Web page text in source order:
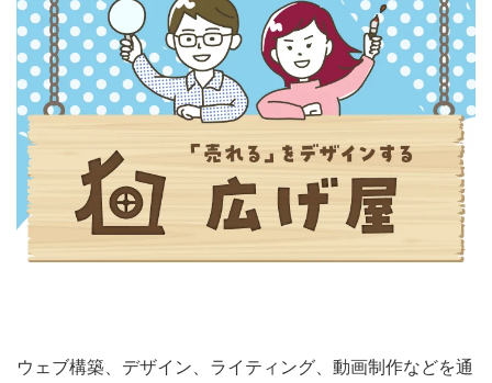
ウェブ構築、デザイン、ライティング、動画制作などを通